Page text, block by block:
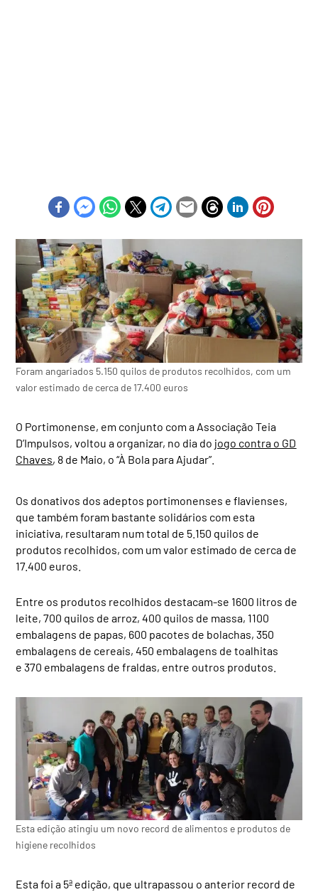
Foram angariados 5.150 quilos de produtos recolhidos, com um
valor estimado de cerca de 17.400 euros
O Portimonense, em conjunto com a Associação Teia
D’Impulsos, voltou a organizar, no dia do jogo contra o GD
Chaves, 8 de Maio, o “À Bola para Ajudar”.
Os donativos dos adeptos portimonenses e flavienses,
que também foram bastante solidários com esta
iniciativa, resultaram num total de 5.150 quilos de
produtos recolhidos, com um valor estimado de cerca de
17.400 euros.
Entre os produtos recolhidos destacam-se 1600 litros de
leite, 700 quilos de arroz, 400 quilos de massa, 1100
embalagens de papas, 600 pacotes de bolachas, 350
embalagens de cereais, 450 embalagens de toalhitas
e 370 embalagens de fraldas, entre outros produtos.
Esta edição atingiu um novo record de alimentos e produtos de
higiene recolhidos
Esta foi a 5ª edição, que ultrapassou o anterior record de